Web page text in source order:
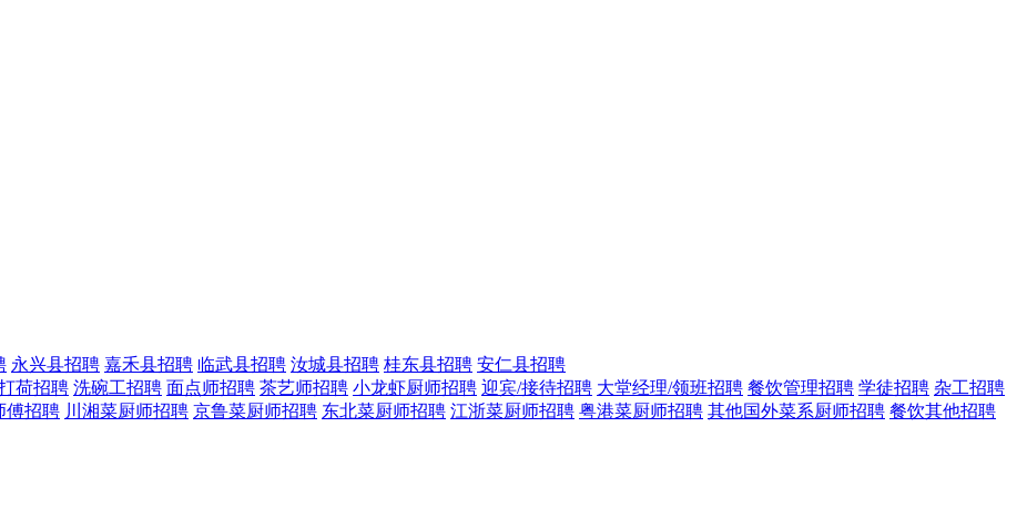
永兴县招聘 嘉禾县招聘 临武县招聘 汝城县招聘 桂东县招聘 安仁县招聘
荷招聘 洗碗工招聘 面点师招聘 茶艺师招聘 小龙虾厨师招聘 迎宾/接待招聘 大堂经理/领班招聘 餐饮管理招聘 学徒招聘 杂工招聘
傅招聘 川湘菜厨师招聘 京鲁菜厨师招聘 东北菜厨师招聘 江浙菜厨师招聘 粤港菜厨师招聘 其他国外菜系厨师招聘 餐饮其他招聘